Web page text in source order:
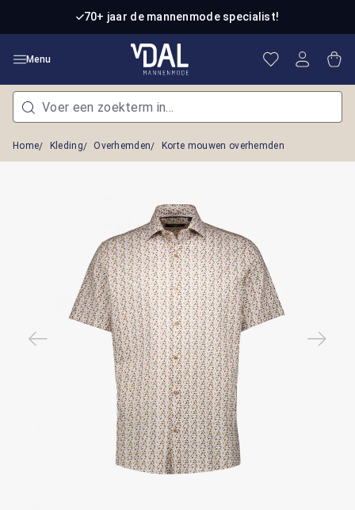
Ga naar de hoofdinhoud70+ jaar de mannenmode specialist!
Menu Je hebt 0
Home Kleding Overhemden Korte mouwen overhemden